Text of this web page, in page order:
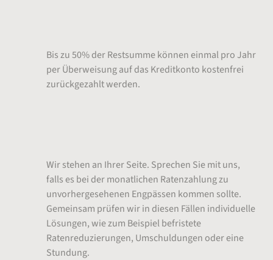
Bis zu 50% der Restsumme können einmal pro Jahr
per Überweisung auf das Kreditkonto kostenfrei
zurückgezahlt werden.
Wir stehen an Ihrer Seite. Sprechen Sie mit uns,
falls es bei der monatlichen Ratenzahlung zu
unvorhergesehenen Engpässen kommen sollte.
Gemeinsam prüfen wir in diesen Fällen individuelle
Lösungen, wie zum Beispiel befristete
Ratenreduzierungen, Umschuldungen oder eine
Stundung.